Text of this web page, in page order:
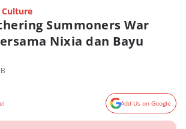
Culture
Summoners War
Nixia dan Bayu
Add Us on Google